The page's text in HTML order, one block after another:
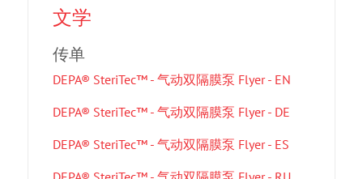
文学
传单
DEPA® SteriTec™ - 气动双隔膜泵 Flyer - EN
DEPA® SteriTec™ - 气动双隔膜泵 Flyer - DE
DEPA® SteriTec™ - 气动双隔膜泵 Flyer - ES